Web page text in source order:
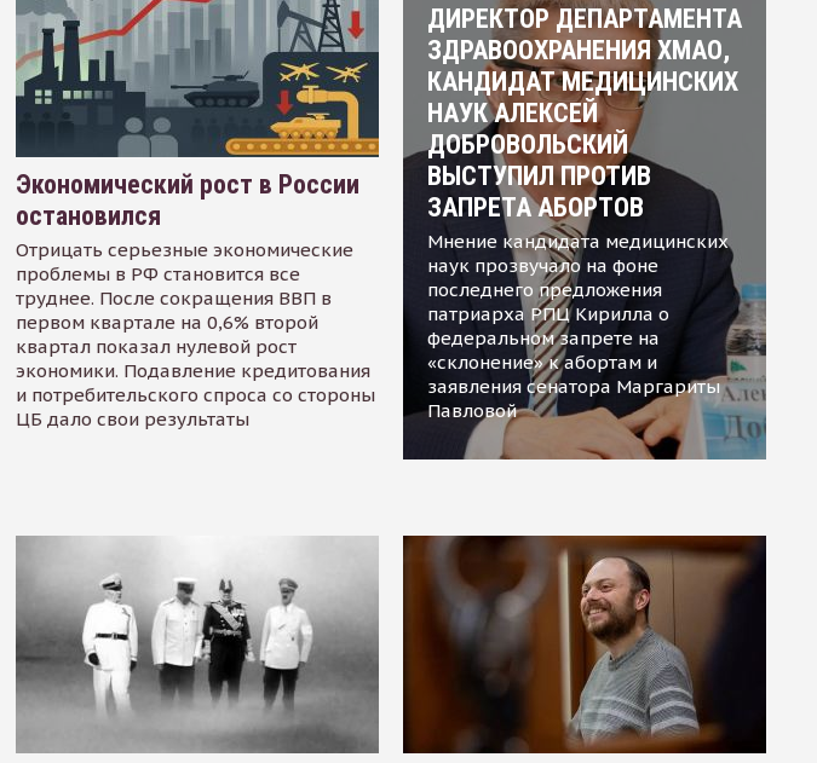
Экономический рост в России
остановился
Отрицать серьезные экономические
проблемы в РФ становится все
труднее. После сокращения ВВП в
первом квартале на 0,6% второй
квартал показал нулевой рост
экономики. Подавление кредитования
и потребительского спроса со стороны
ЦБ дало свои результаты
ДИРЕКТОР ДЕПАРТАМЕНТА
ЗДРАВООХРАНЕНИЯ ХМАО,
КАНДИДАТ МЕДИЦИНСКИХ
НАУК АЛЕКСЕЙ
ДОБРОВОЛЬСКИЙ
ВЫСТУПИЛ ПРОТИВ
ЗАПРЕТА АБОРТОВ
Мнение кандидата медицинских
наук прозвучало на фоне
последнего предложения
патриарха РПЦ Кирилла о
федеральном запрете на
«склонение» к абортам и
заявления сенатора Маргариты
Павловой